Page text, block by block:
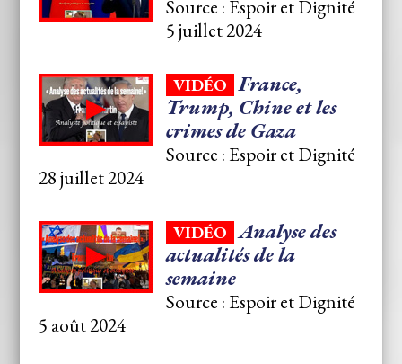
Source : Espoir et Dignité
5 juillet 2024
VIDÉO France,
Trump, Chine et les
crimes de Gaza
Source : Espoir et Dignité
28 juillet 2024
VIDÉO Analyse des
actualités de la
semaine
Source : Espoir et Dignité
5 août 2024